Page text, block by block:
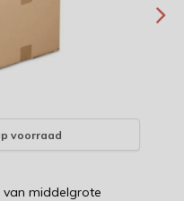
voorraad
van middelgrote